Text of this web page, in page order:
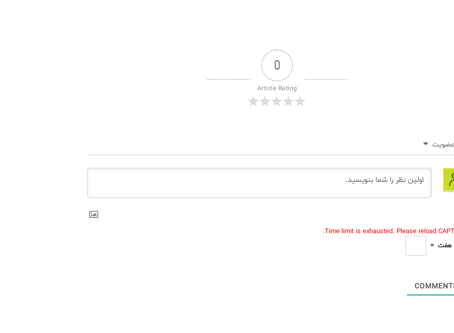
0
Article Rating
عضویت
Time limit is exhausted. Please reload
هفت =